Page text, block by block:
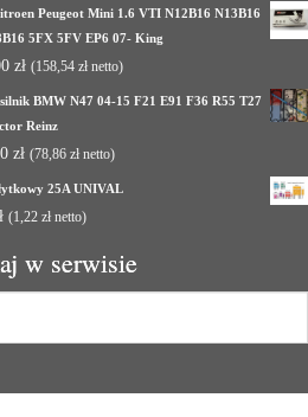
Peugeot Mini 1.6 VTI N12B16 N13B16
5FX 5FV EP6 07- King
zł (158,54 złnetto)
BMW N47 04-15 F21 E91 F36 R55 T27
Reinz
zł (78,86 zł netto)
25A UNIVAL
(1,22 złnetto)
w serwisie